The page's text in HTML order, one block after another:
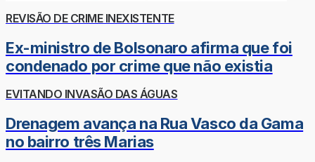
REVISÃO DE CRIME INEXISTENTE
Ex-ministro de Bolsonaro afirma que foi
condenado por crime que não existia
EVITANDO INVASÃO DAS ÁGUAS
Drenagem avança na Rua Vasco da Gama
no bairro três Marias